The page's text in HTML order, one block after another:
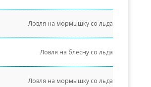
Ловля на мормышку со льда
Ловля на блесну со льда
Ловля на мормышку со льда